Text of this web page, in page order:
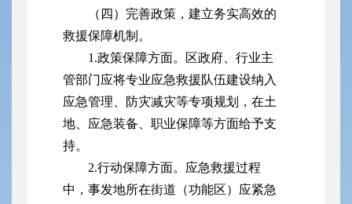
（四）完善政策，建立务实高效的
救援保障机制。
1.政策保障方面。区政府、行业主
管部门应将专业应急救援队伍建设纳入
应急管理、防灾减灾等专项规划，在土
地、应急装备、职业保障等方面给予支
持。
2.行动保障方面。应急救援过程
中，事发地所在街道（功能区）应紧急